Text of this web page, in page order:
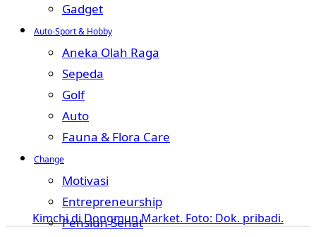
Gadget
Auto-Sport & Hobby
Aneka Olah Raga
Sepeda
Golf
Auto
Fauna & Flora Care
Change
Motivasi
Entrepreneurship
Pensiun Sehat
Kimchi di Dongmun Market. Foto: Dok. pribadi.